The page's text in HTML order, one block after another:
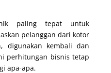
paling tepat untuk
pelanggan dari kotor
digunakan kembali dan
perhitungan bisnis tetap
apa-apa.